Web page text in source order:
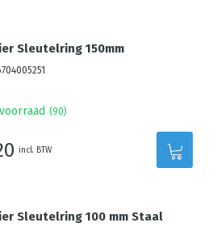
Sleutelring 150mm
(90)
incl. BTW
Sleutelring 100 mm Staal